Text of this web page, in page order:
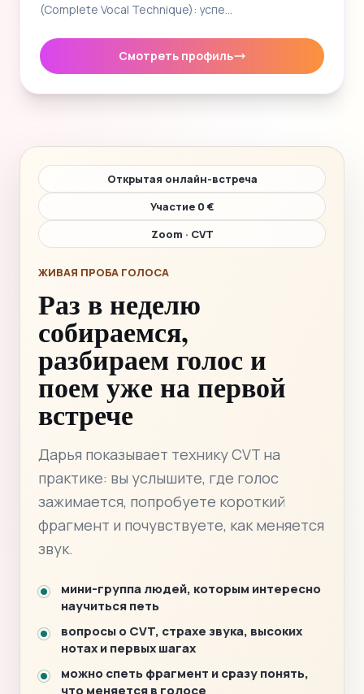
(Complete Vocal Technique): успе…
Смотреть профиль
Открытая онлайн-встреча
Участие 0 €
Zoom · CVT
ЖИВАЯ ПРОБА ГОЛОСА
Раз в неделю
собираемся,
разбираем голос и
поем уже на первой
встрече
Дарья показывает технику CVT на
практике: вы услышите, где голос
зажимается, попробуете короткий
фрагмент и почувствуете, как меняется
звук.
мини-группа людей, которым интересно
научиться петь
вопросы о CVT, страхе звука, высоких
нотах и первых шагах
можно спеть фрагмент и сразу понять,
что меняется в голосе